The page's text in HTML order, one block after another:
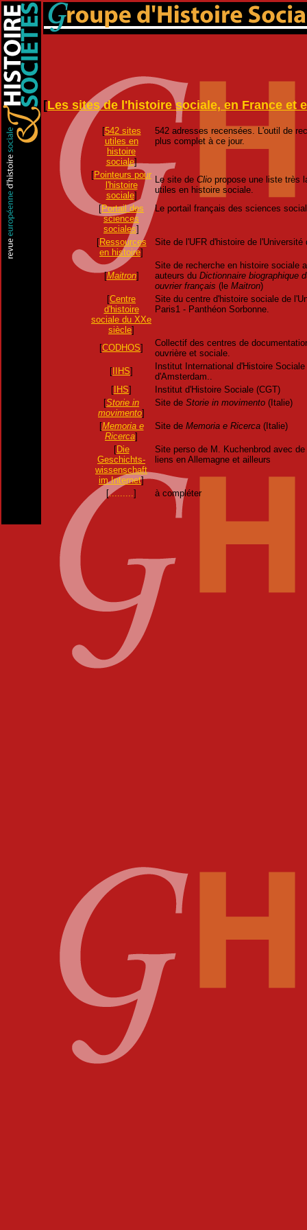
[Les sites de l'histoire sociale, en France et
[542 sites
utiles en
histoire
sociale]
542 adresses recensées. L'outil de
plus complet à ce jour.
[Pointeurs pour
l'histoire
sociale]
Le site de Clio propose une liste très
utiles en histoire sociale.
[Portail des
sciences
sociales]
Le portail français des sciences
[Ressources
en histoire]
Site de l'UFR d'histoire de l'Université
[Maitron]
Site de recherche en histoire sociale
auteurs du Dictionnaire biographique
ouvrier français (le Maitron)
[Centre
d'histoire
sociale du XXe
siècle]
Site du centre d'histoire sociale de
Paris1 - Panthéon Sorbonne.
[CODHOS]
Collectif des centres de
ouvrière et sociale.
[ IIHS]
Institut International d'Histoire Sociale
d'Amsterdam..
[ IHS]
Institut d'Histoire Sociale (CGT)
[Storie in
movimento]
Site de Storie in movimento (Italie)
[Memoria e
Ricerca]
Site de Memoria e Ricerca (Italie)
[Die
Geschichts-
wissenschaft
im Internet]
Site perso de M. Kuchenbrod avec de
liens en Allemagne et ailleurs
[.........] à compléter